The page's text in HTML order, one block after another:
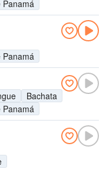
Panamá
Panamá
Bachata
Panamá